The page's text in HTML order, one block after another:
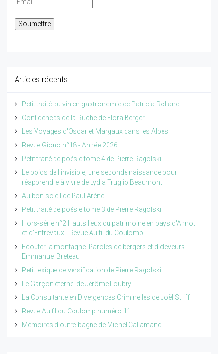
Articles récents
Petit traité du vin en gastronomie de Patricia Rolland
Confidences de la Ruche de Flora Berger
Les Voyages d'Oscar et Margaux dans les Alpes
Revue Giono n°18 - Année 2026
Petit traité de poésie tome 4 de Pierre Ragolski
Le poids de l'invisible, une seconde naissance pour
réapprendre à vivre de Lydia Truglio Beaumont
Au bon soleil de Paul Arène
Petit traité de poésie tome 3 de Pierre Ragolski
Hors-série n°2 Hauts lieux du patrimoine en pays d'Annot
et d'Entrevaux - Revue Au fil du Coulomp
Ecouter la montagne. Paroles de bergers et d'éleveurs.
Emmanuel Breteau
Petit lexique de versification de Pierre Ragolski
Le Garçon éternel de Jérôme Loubry
La Consultante en Divergences Criminelles de Joël Striff
Revue Au fil du Coulomp numéro 11
Mémoires d'outre-bagne de Michel Callamand